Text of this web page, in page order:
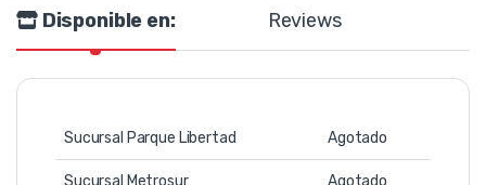
Disponible en: Reviews
Sucursal Parque Libertad Agotado